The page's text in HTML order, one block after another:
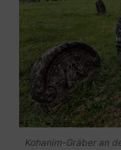
Kohanim-Gräber an